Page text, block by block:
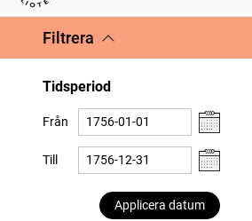
Filtrera
Tidsperiod
Från
Till
Applicera datum